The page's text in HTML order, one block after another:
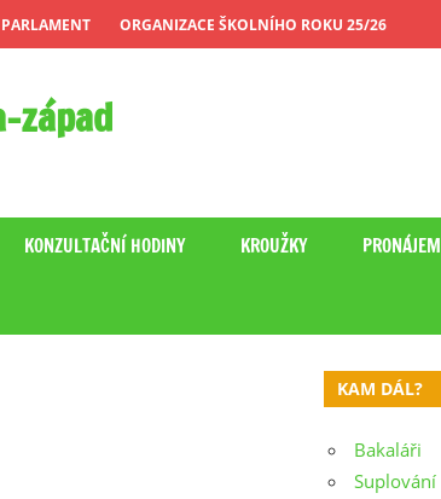
ORGANIZACE ŠKOLNÍHO ROKU 25/26
západ
KONZULTAČNÍ HODINY KROUŽKY PRONÁJEM
KAM DÁL?
Bakaláři
Suplování